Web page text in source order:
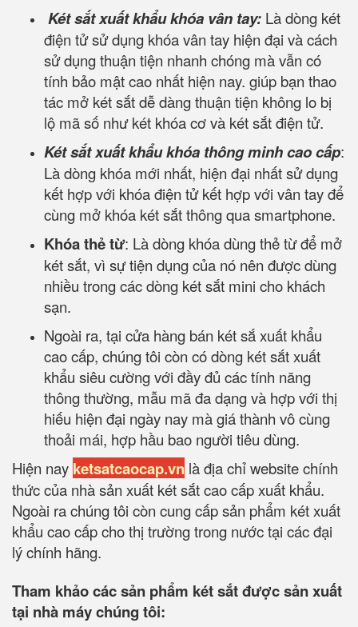
Két sắt xuất khẩu khóa vân tay: Là dòng két
điện tử sử dụng khóa vân tay hiện đại và cách
sử dụng thuận tiện nhanh chóng mà vẫn có
tính bảo mật cao nhất hiện nay. giúp bạn thao
tác mở két sắt dễ dàng thuận tiện không lo bị
lộ mã số như két khóa cơ và két sắt điện tử.
Két sắt xuất khẩu khóa thông minh cao cấp:
Là dòng khóa mới nhất, hiện đại nhất sử dụng
kết hợp với khóa điện tử kết hợp với vân tay để
cùng mở khóa két sắt thông qua smartphone.
Khóa thẻ từ: Là dòng khóa dùng thẻ từ để mở
két sắt, vì sự tiện dụng của nó nên được dùng
nhiều trong các dòng két sắt mini cho khách
sạn.
Ngoài ra, tại cửa hàng bán két sắ xuất khẩu
cao cấp, chúng tôi còn có dòng két sắt xuất
khẩu siêu cường với đầy đủ các tính năng
thông thường, mẫu mã đa dạng và hợp với thị
hiếu hiện đại ngày nay mà giá thành vô cùng
thoải mái, hợp hầu bao người tiêu dùng.
Hiện nay ketsatcaocap.vn là địa chỉ website chính
thức của nhà sản xuất két sắt cao cấp xuất khẩu.
Ngoài ra chúng tôi còn cung cấp sản phẩm két xuất
khẩu cao cấp cho thị trường trong nước tại các đại
lý chính hãng.
Tham khảo các sản phẩm két sắt được sản xuất
tại nhà máy chúng tôi: